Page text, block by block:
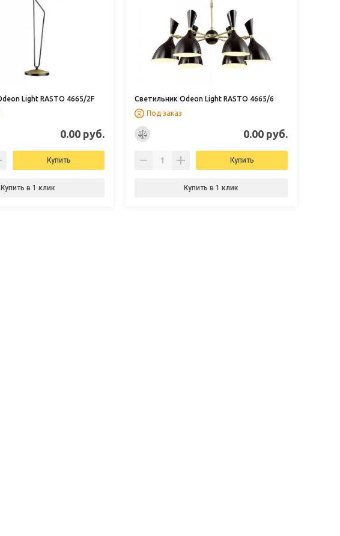
Light RASTO 4665/2F
0.00 руб.
Купить
Купить в 1 клик
Светильник Odeon Light RASTO 4665/6
Под заказ
0.00 руб.
Купить
Купить в 1 клик